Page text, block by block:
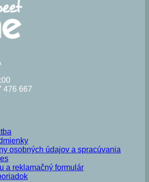
476 667
osobných údajov a spracúvania
a reklamačný formulár